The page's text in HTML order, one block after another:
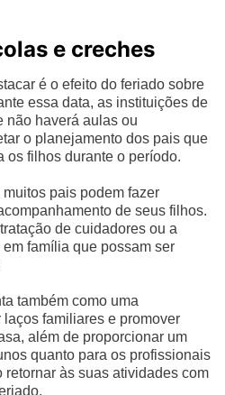
e creches
é o efeito do feriado sobre
essa data, as instituições de
não haverá aulas ou
o planejamento dos pais que
os filhos durante o período.
pais podem fazer
de seus filhos.
de cuidadores ou a
família que possam ser
também como uma
familiares e promover
além de proporcionar um
quanto para os profissionais
às suas atividades com